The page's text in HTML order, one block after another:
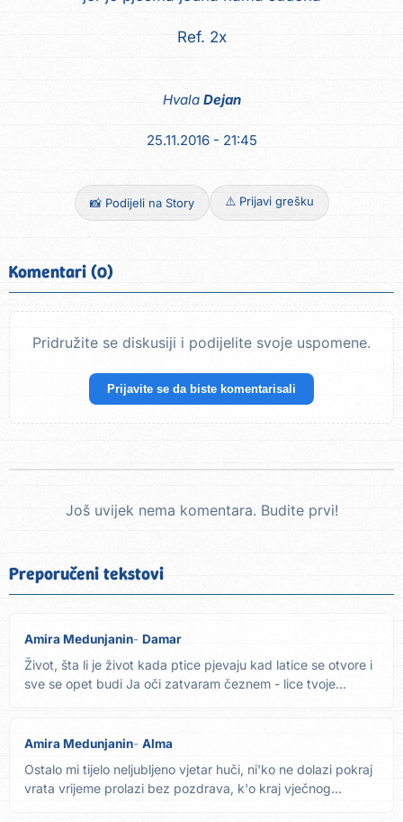
Ref. 2x
Hvala Dejan
25.11.2016 - 21:45
📸 Podijeli na Story ⚠️ Prijavi grešku
Komentari (0)
Pridružite se diskusiji i podijelite svoje uspomene.
Prijavite se da biste komentarisali
Još uvijek nema komentara. Budite prvi!
Preporučeni tekstovi
Amira Medunjanin Damar
Život, šta li je život kada ptice pjevaju kad latice se otvore i
sve se opet budi Ja oči zatvaram čeznem - lice tvoje...
Amira Medunjanin Alma
Ostalo mi tijelo neljubljeno vjetar huči, ni'ko ne dolazi pokraj
vrata vrijeme prolazi bez pozdrava, k'o kraj vječnog...